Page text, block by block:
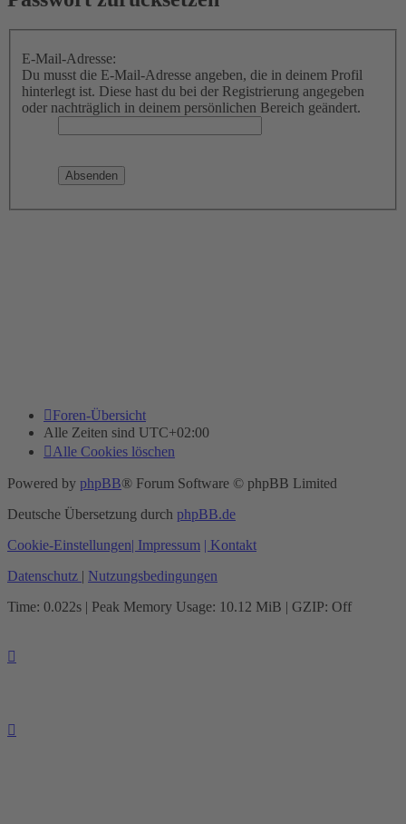
E-Mail-Adresse:
Du musst die E-Mail-Adresse angeben, die in deinem Profil
hinterlegt ist. Diese hast du bei der Registrierung angegeben
oder nachträglich in deinem persönlichen Bereich geändert.
Foren-Übersicht
Alle Zeiten sind UTC+02:00
Alle Cookies löschen
Powered by phpBB® Forum Software © phpBB Limited
Deutsche Übersetzung durch phpBB.de
Cookie-Einstellungen| Impressum | Kontakt
Datenschutz | Nutzungsbedingungen
Time: 0.022s | Peak Memory Usage: 10.12 MiB | GZIP: Off